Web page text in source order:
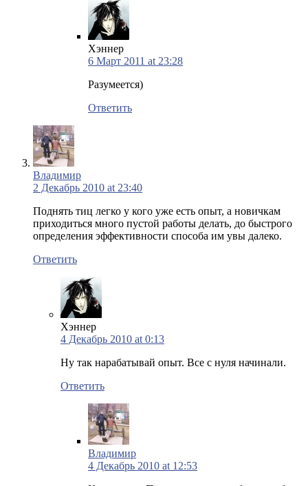
Хэннер
6 Март 2011 at 23:28
Разумеется)
Ответить
Владимир
2 Декабрь 2010 at 23:40
Поднять тиц легко у кого уже есть опыт, а новичкам
приходиться много пустой работы делать, до быстрого
определения эффективности способа им увы далеко.
Ответить
Хэннер
4 Декабрь 2010 at 0:13
Ну так нарабатывай опыт. Все с нуля начинали.
Ответить
Владимир
4 Декабрь 2010 at 12:53